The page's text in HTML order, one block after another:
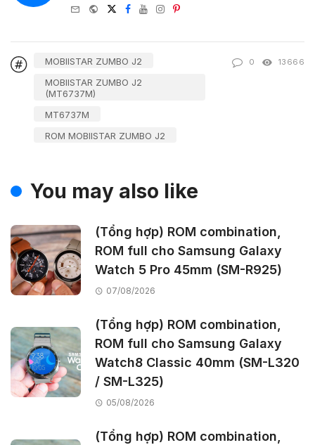
e-
WebsiteTwitter
Facebook
YoutubeInstagram
Pinterest
MOBIISTAR ZUMBO J2
MOBIISTAR ZUMBO J2
(MT6737M)
MT6737M
ROM MOBIISTAR ZUMBO J2
0 13666
You may also like
(Tổng hợp) ROM combination,
ROM full cho Samsung Galaxy
Watch 5 Pro 45mm (SM-R925)
07/08/2026
(Tổng hợp) ROM combination,
ROM full cho Samsung Galaxy
Watch8 Classic 40mm (SM-L320
/ SM-L325)
05/08/2026
(Tổng hợp) ROM combination,